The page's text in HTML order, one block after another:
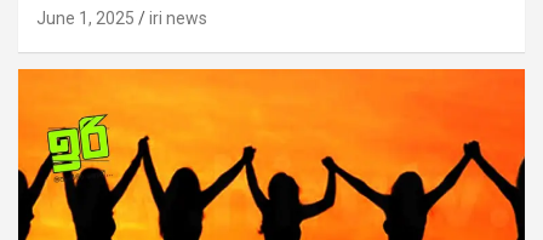
June 1, 2025 iri news